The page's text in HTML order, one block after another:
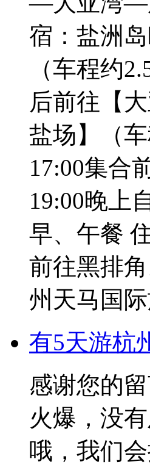
宿：盐洲
（车程约
后前往【
盐场】（
17:00集合
19:00晚上
早、午餐
前往黑排
州天马国
有5天游杭
感谢您的
火爆，没
哦，我们